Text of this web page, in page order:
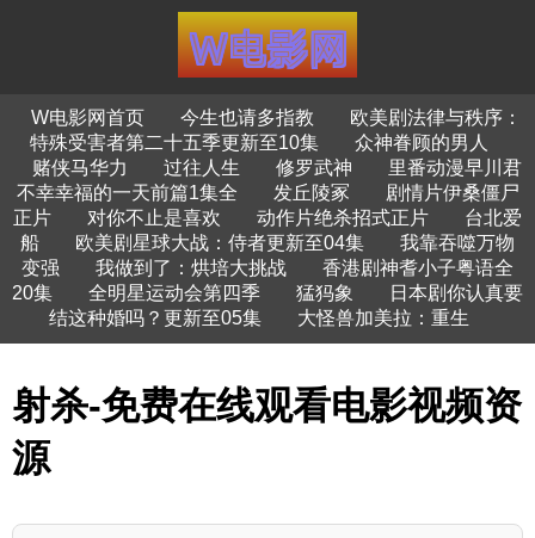
W电影网首页 今生也请多指教
欧美剧法律与秩序：
特殊受害者第二十五季更新至10集
众神眷顾的男人
赌侠马华力
过往人生 修罗武神
里番动漫早川君
不幸幸福的一天前篇1集全
发丘陵冢
剧情片伊桑僵尸
正片
对你不止是喜欢 动作片绝杀招式正片
台北爱
船
欧美剧星球大战：侍者更新至04集
我靠吞噬万物
变强
我做到了：烘培大挑战
香港剧神耆小子粤语全
20集
全明星运动会第四季 猛犸象
日本剧你认真要
结这种婚吗？更新至05集
大怪兽加美拉：重生
射杀-免费在线观看电影视频资
源